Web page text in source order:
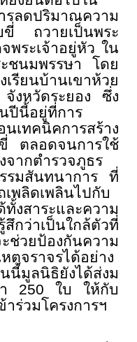
รลดปริมาณความ
ขี่ ถวายเป็นพระ
พระเจ้าอยู่หัว ใน
ชนมพรรษา โดย
ยนบ้านเขาห้วย
งหวัดระยอง ซึ่ง
ปีนี้อยู่ที่การ
เทคนิคการสร้าง
ตลอดจนการใช้
จากตำรวจภูธร
รมสันทนาการ ที่
เพลิดเพลินไปกับ
งสาระและความ
กว่าเป็นใกล้ตัวที่
ช่วยป้องกันความ
ตุจราจรได้อย่าง
มูลนิธิยังได้ส่งม
250 ใบ ให้กับ
าร่วมโครงการฯ